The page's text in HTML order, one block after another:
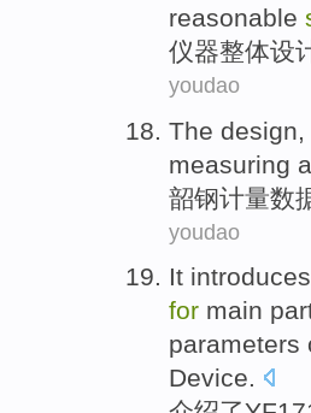
reasonable
仪器整体设
youdao
The design
measuring
韶钢计量数
youdao
It introduces
for main
parameters
Device.